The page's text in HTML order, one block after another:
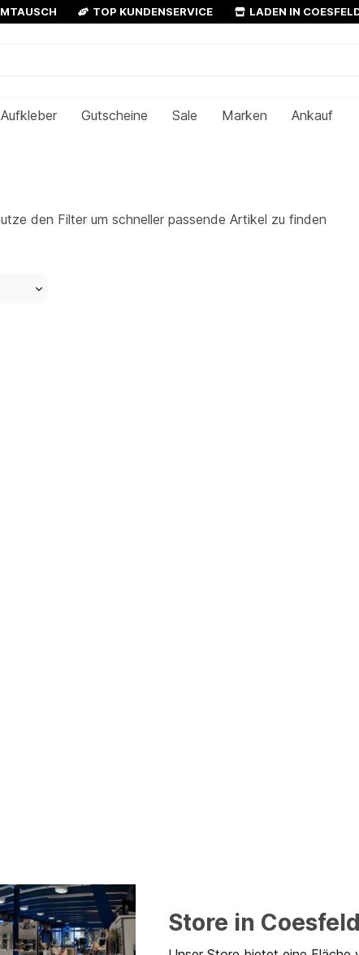
TOP KUNDENSERVICE LADEN IN
Aufkleber Gutscheine Sale Marken Ankauf
den Filter um schneller passende Artikel zu finden
Store in Coesfeld